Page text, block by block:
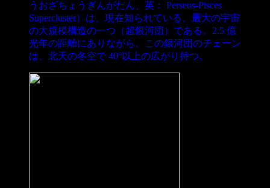
うおざちょうぎんがだん、英： Perseus-Pisces
Supercluster）は、現在知られている、最大の宇宙
の大規模構造の一つ（超銀河団）である。2.5 億
光年の距離にありながら、この銀河団のチェーン
は、北天の冬空で 40°以上の広がり持つ。